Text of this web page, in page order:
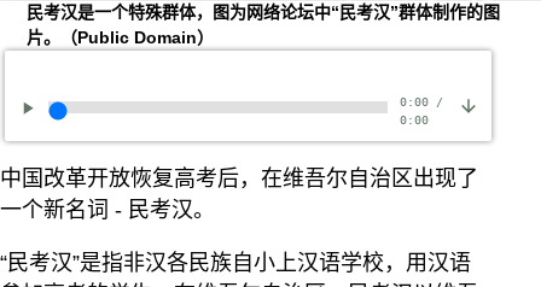
民考汉是一个特殊群体，图为网络论坛中“民考汉”群体制作的图
片。（Public Domain）
0:00/
0:00
中国改革开放恢复高考后，在维吾尔自治区出现了
一个新名词 - 民考汉。
“民考汉”是指非汉各民族自小上汉语学校，用汉语